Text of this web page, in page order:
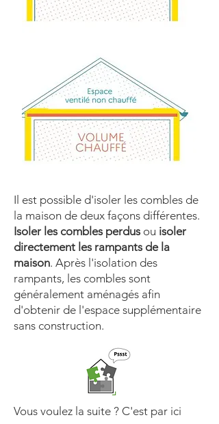
Il est possible d'isoler les combles de
la maison de deux façons différentes.
Isoler les combles perdus ou isoler
directement les rampants de la
maison. Après l'isolation des
rampants, les combles sont
généralement aménagés afin
d'obtenir de l'espace supplémentaire
sans construction.
Vous voulez la suite ? C'est par ici